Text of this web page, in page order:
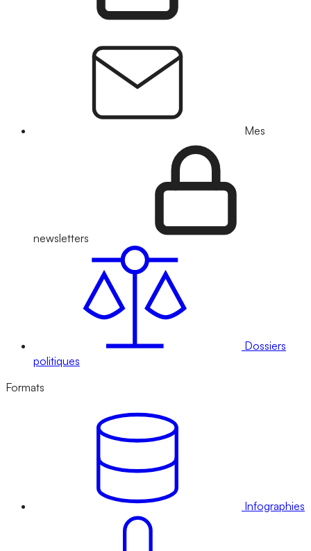
Mes
newsletters
Dossiers
politiques
Formats
Infographies